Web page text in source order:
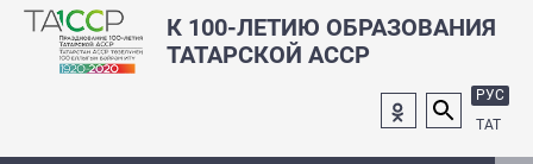
К 100-ЛЕТИЮ ОБРАЗОВАНИЯ
ТАТАРСКОЙ АССР
РУС
ТАТ